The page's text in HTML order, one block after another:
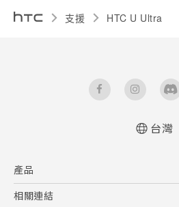
支援 HTC U Ultra‎
台灣
產品
5G
相關連結